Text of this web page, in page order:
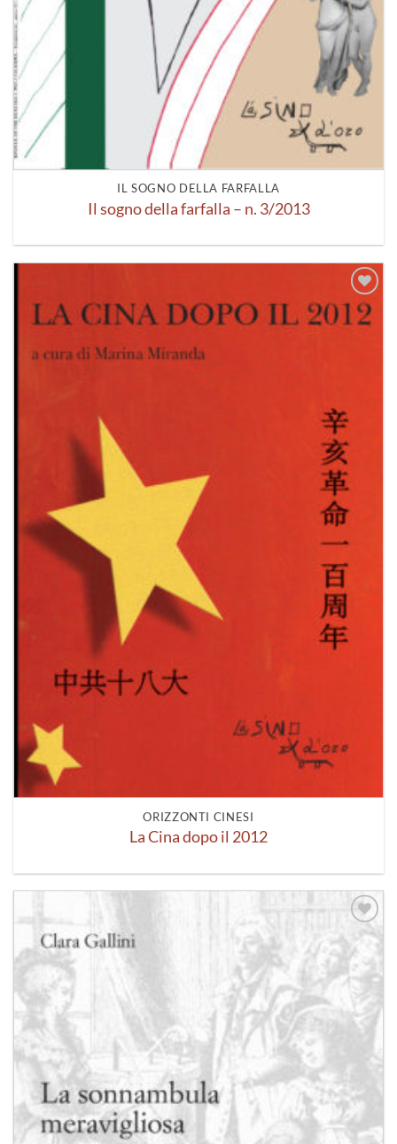
IL SOGNO DELLA FARFALLA
Il sogno della farfalla – n. 3/2013
Aggiungi
alla lista
dei
ORIZZONTI CINESI
La Cina dopo il 2012
Aggiungi
alla lista
dei
desideri